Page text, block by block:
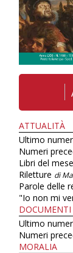
ATTUALITÀ
Ultimo
Numeri
Libri del mese
Riletture di
Parole delle
"Io non mi
DOCUMENTI
Ultimo
Numeri
MORALIA